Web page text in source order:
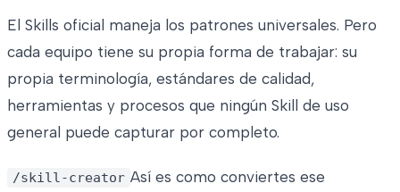
El Skills oficial maneja los patrones universales. Pero
cada equipo tiene su propia forma de trabajar: su
propia terminología, estándares de calidad,
herramientas y procesos que ningún Skill de uso
general puede capturar por completo.
/skill-creator Así es como conviertes ese